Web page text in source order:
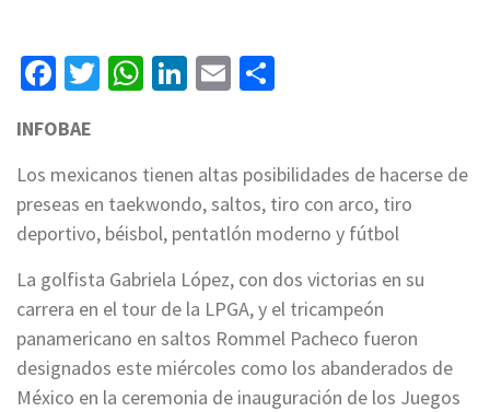
Facebook
Twitter
WhatsApp
LinkedIn
Email
INFOBAE
Los mexicanos tienen altas posibilidades de hacerse de
preseas en taekwondo, saltos, tiro con arco, tiro
deportivo, béisbol, pentatlón moderno y fútbol
La golfista Gabriela López, con dos victorias en su
carrera en el tour de la LPGA, y el tricampeón
panamericano en saltos Rommel Pacheco fueron
designados este miércoles como los abanderados de
México en la ceremonia de inauguración de los Juegos